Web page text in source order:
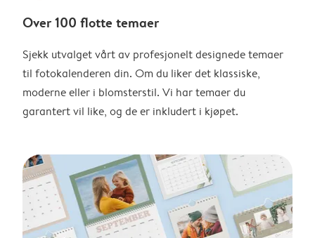
Over 100 flotte temaer
Sjekk utvalget vårt av profesjonelt designede temaer
til fotokalenderen din. Om du liker det klassiske,
moderne eller i blomsterstil. Vi har temaer du
garantert vil like, og de er inkludert i kjøpet.